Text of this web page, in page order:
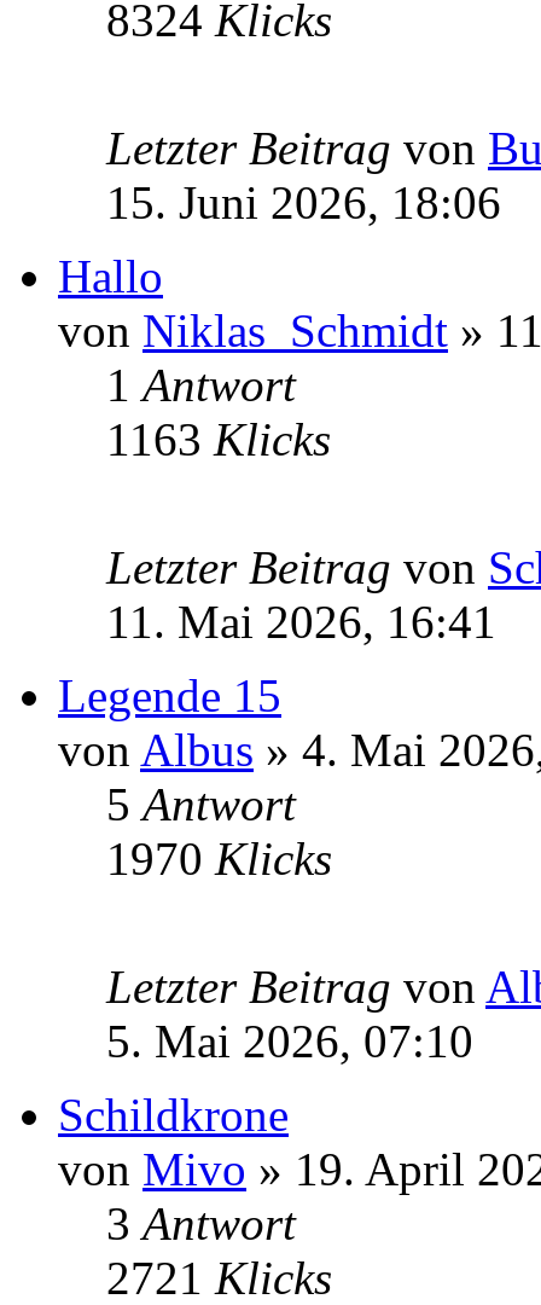
8324 Klicks
Letzter Beitrag von
15. Juni 2026, 18:06
Hallo
von Niklas_Schmidt »
1Antwort
1163 Klicks
Letzter Beitrag von
11. Mai 2026, 16:41
Legende 15
von Albus » 4. Mai
5Antwort
1970 Klicks
Letzter Beitrag von
5. Mai 2026, 07:10
Schildkrone
von Mivo » 19. April
3Antwort
2721 Klicks